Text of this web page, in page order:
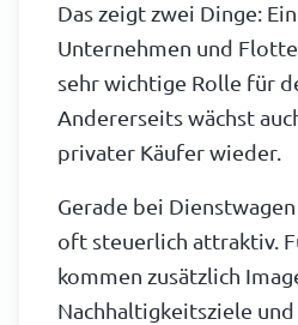
Das zeigt zwei Dinge:
Unternehmen und
sehr wichtige Rolle für
Andererseits wächst
privater Käufer wieder.
Gerade bei
oft steuerlich attraktiv.
kommen zusätzlich
Nachhaltigkeitsziele